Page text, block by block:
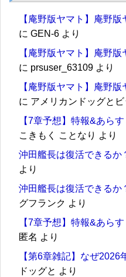
【庵野版ヤマト】庵野
に GEN-6 より
【庵野版ヤマト】庵野
に prsuser_63109 より
【庵野版ヤマト】庵野
に アメリカンドッグと
【7章予想】特報&あら
こきもく ことなり より
沖田艦長は復活できるか
より
沖田艦長は復活できるか
グフランク より
【7章予想】特報&あら
匿名 より
【第6章雑記】なぜ2026
ドッグと より